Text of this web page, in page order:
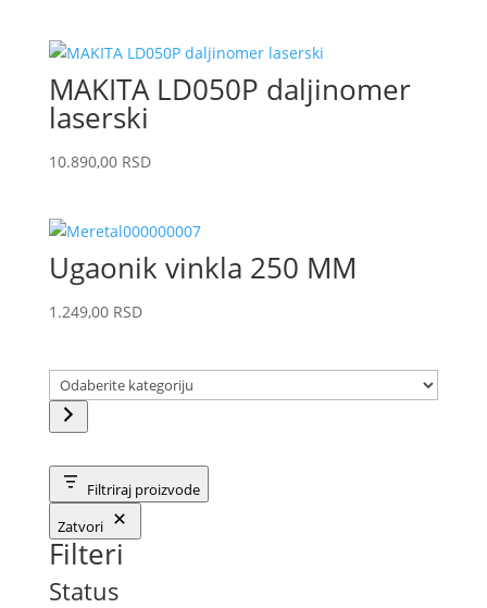
MAKITA LD050P daljinomer
laserski
10.890,00 RSD
Ugaonik vinkla 250 MM
1.249,00 RSD
Filtriraj proizvode
Zatvori
Filteri
Status